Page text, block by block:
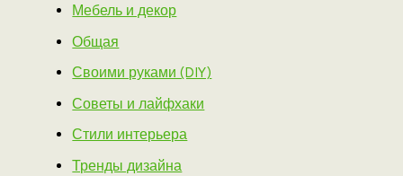
Мебель и декор
Общая
Своими руками (DIY)
Советы и лайфхаки
Стили интерьера
Тренды дизайна